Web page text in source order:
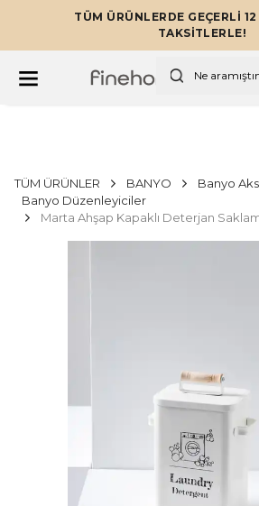
TÜM ÜRÜNLERDE GEÇERLİ 12
TAKSİTLERLE!
TÜM ÜRÜNLER BANYO
Banyo
Banyo Düzenleyiciler
Marta Ahşap Kapaklı Deterjan